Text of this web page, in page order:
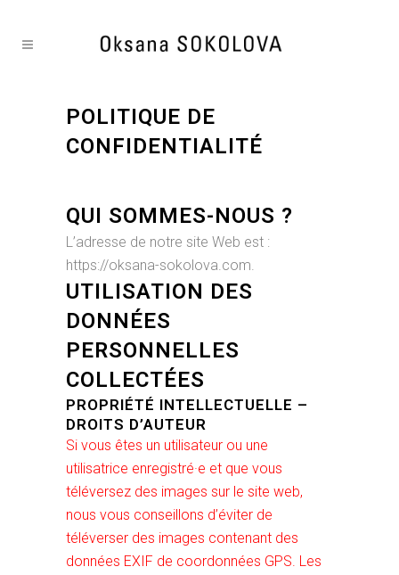
POLITIQUE DE
CONFIDENTIALITÉ
QUI SOMMES-NOUS ?
L’adresse de notre site Web est :
https://oksana-sokolova.com.
UTILISATION DES
DONNÉES
PERSONNELLES
COLLECTÉES
PROPRIÉTÉ INTELLECTUELLE –
DROITS D’AUTEUR
Si vous êtes un utilisateur ou une
utilisatrice enregistré·e et que vous
téléversez des images sur le site web,
nous vous conseillons d’éviter de
téléverser des images contenant des
données EXIF de coordonnées GPS. Les